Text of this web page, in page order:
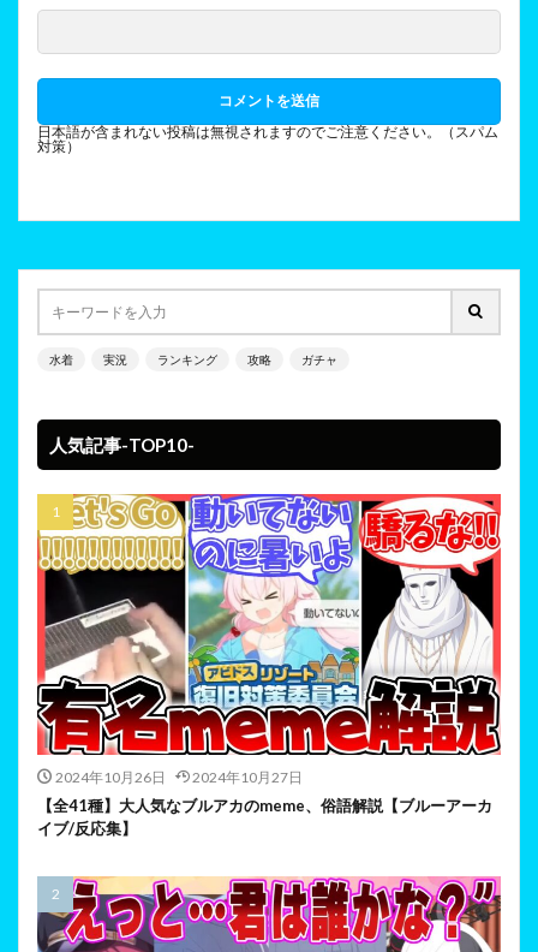
日本語が含まれない投稿は無視されますのでご注意ください。（スパム
対策）
水着 実況 ランキング 攻略 ガチャ
人気記事-TOP10-
2024年10月26日 2024年10月27日
【全41種】大人気なブルアカのmeme、俗語解説【ブルーアーカ
イブ/反応集】